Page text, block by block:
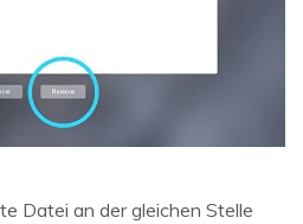
Datei an der gleichen Stelle